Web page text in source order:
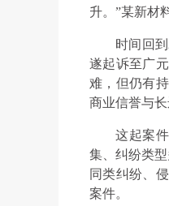
升。”某新材
时间回
遂起诉至广
难，但仍有
商业信誉与
这起案
集、纠纷类
同类纠纷、
案件。